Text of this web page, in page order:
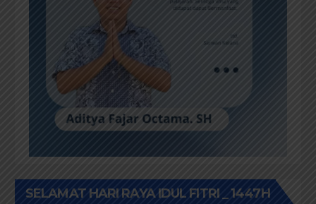
SELAMAT HARI RAYA IDUL FITRI _ 1447H